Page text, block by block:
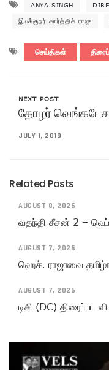
ANYA SINGH
இயக்குநர் கார்த்திக் ராஜு
செய்திகள்
NEXT POST
தோழர்
JULY 1, 2019
Related Posts
AUGUST 8, 2026
வதந்தி சீசன் 2 –
AUGUST 7, 2026
ஹெச். ராஜாவை
AUGUST 7, 2026
டிசி (DC) திரைப்பட